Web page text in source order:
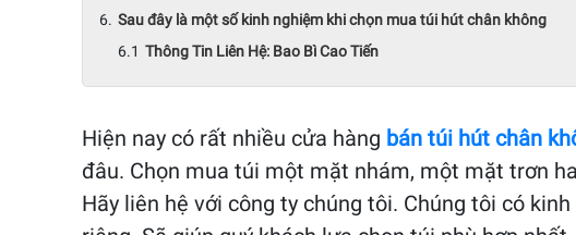
Sau đây là một số kinh nghiệm khi chọn mua túi hút chân không
Thông Tin Liên Hệ: Bao Bì Cao Tiến
Hiện nay có rất nhiều cửa hàng bán túi hút chân
đâu. Chọn mua túi một mặt nhám, một mặt trơn
Hãy liên hệ với công ty chúng tôi. Chúng tôi có